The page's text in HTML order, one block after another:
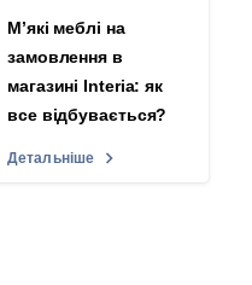
М’які меблі на
замовлення в
магазині Interia: як
все відбувається?
Детальніше